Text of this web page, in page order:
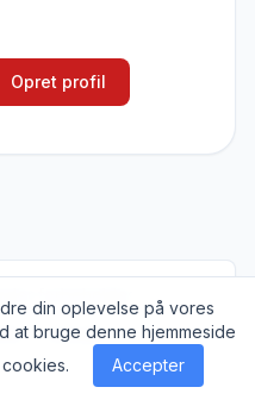
Opret profil
Kontakt
din oplevelse på vores
at bruge denne hjemmeside
Accepter